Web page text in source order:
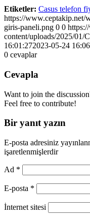
Etiketler: Casus telefon
https://www.ceptakip.net/
giris-paneli.png 0 0
content/uploads/2025/01/
16:01:272023-05-24
0 cevaplar
Cevapla
Want to join the
Feel free to contribute!
Bir yanıt yazın
E-posta adresiniz
işaretlenmişlerdir
Ad *
E-posta *
İnternet sitesi